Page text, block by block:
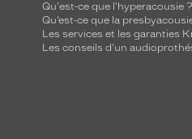
Qu'est-ce que l'hyperacousie ?
Qu’est-ce que la
Les services et les garanties
Les conseils d'un